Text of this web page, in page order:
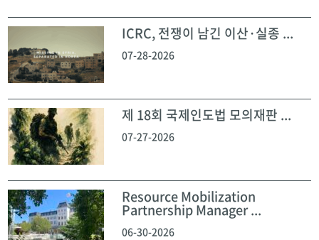
ICRC, 전쟁이 남긴 이산·실종 ...
07-28-2026
제 18회 국제인도법 모의재판 ...
07-27-2026
Resource Mobilization
Partnership Manager ...
06-30-2026